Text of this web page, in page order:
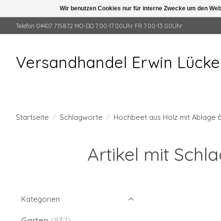
Telefon 04407 715872 MO-DO 7.00-17.00Uhr FR 7.00-13.00Uhr
Versandhandel Erwin
Startseite / Schlagworte / Hochbeet aus Holz mit Ablage
Artikel mit
Kategorien
Wir benutzen Cookies nur für interne Zwecke um den